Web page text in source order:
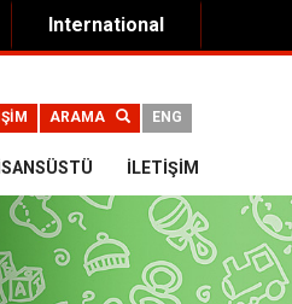
International
ENG
ARAMA
İLETIŞIM